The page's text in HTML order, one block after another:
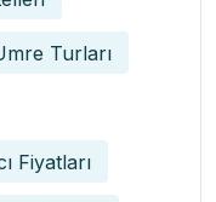
Turları
Fiyatları